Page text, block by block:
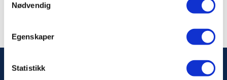
Nødvendig
Egenskaper
Statistikk